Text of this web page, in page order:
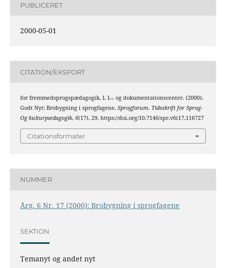
PUBLICERET
2000-05-01
CITATION/EKSPORT
for fremmedsprogspædagogik, I. I.-. og dokumentationscenter. (2000).
Godt Nyt: Brobygning i sprogfagene. Sprogforum. Tidsskrift for Sprog-
Og kulturpædagogik, 6(17), 29. https://doi.org/10.7146/spr.v6i17.116727
Citationsformater
NUMMER
Årg. 6 Nr. 17 (2000): Brobygning i sprogfagene
SEKTION
Temanyt og andet nyt